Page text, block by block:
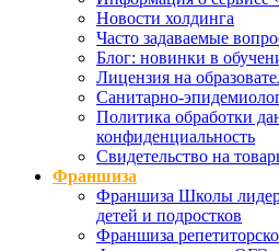
Новости холдинга
Часто задаваемые
Блог: новинки в
Лицензия на
Санитарно-
Политика обработки
конфиденциальность
Свидетельство на
Франшиза
Франшиза Школы
детей и подростков
Франшиза